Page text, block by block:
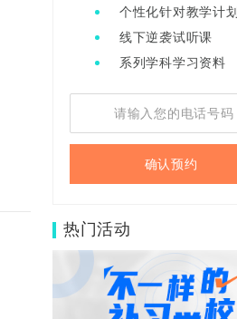
个性化针对教学计划
线下逆袭试听课
系列学科学习资料
确认预约
热门活动